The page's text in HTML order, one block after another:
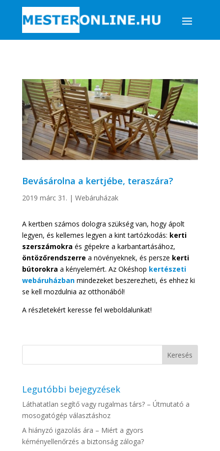
Bevásárolna a kertjébe, teraszára?
2019 márc 31. | Webáruházak
A kertben számos dologra szükség van, hogy ápolt
legyen, és kellemes legyen a kint tartózkodás: kerti
szerszámokra és gépekre a karbantartásához,
öntözőrendszerre a növényeknek, és persze kerti
bútorokra a kényelemért. Az Okéshop kertészeti
webáruházban mindezeket beszerezheti, és ehhez ki
se kell mozdulnia az otthonából!
A részletekért keresse fel weboldalunkat!
Legutóbbi bejegyzések
Láthatatlan segítő vagy rugalmas társ? – Útmutató a
mosogatógép választáshoz
A hiányzó igazolás ára – Miért a gyors
kéményellenőrzés a biztonság záloga?